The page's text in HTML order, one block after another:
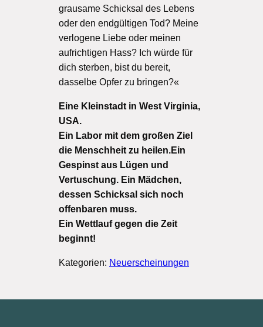
grausame Schicksal des Lebens
oder den endgültigen Tod? Meine
verlogene Liebe oder meinen
aufrichtigen Hass? Ich würde für
dich sterben, bist du bereit,
dasselbe Opfer zu bringen?«
Eine Kleinstadt in West Virginia,
USA.
Ein Labor mit dem großen Ziel
die Menschheit zu heilen.Ein
Gespinst aus Lügen und
Vertuschung. Ein Mädchen,
dessen Schicksal sich noch
offenbaren muss.
Ein Wettlauf gegen die Zeit
beginnt!
Kategorien: Neuerscheinungen